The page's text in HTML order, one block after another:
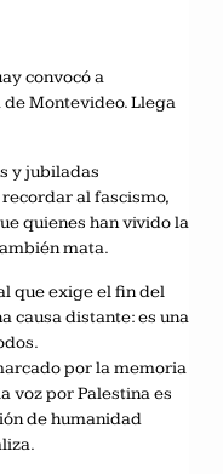
convocó a
Montevideo. Llega
y jubiladas
al fascismo,
quienes han vivido la
mata.
que exige el fin del
causa distante: es una
por la memoria
voz por Palestina es
de humanidad